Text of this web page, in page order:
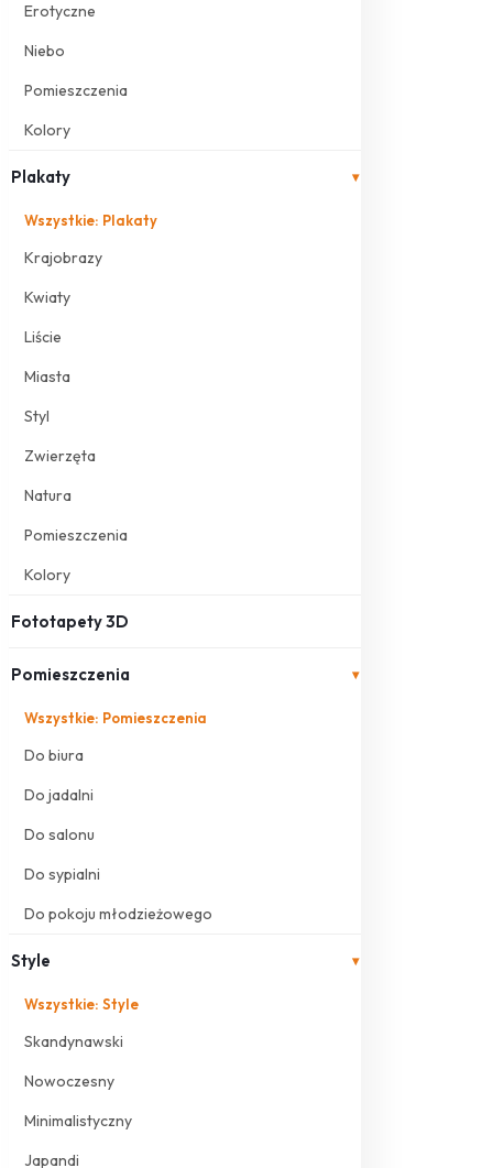
Erotyczne
Niebo
Pomieszczenia
Kolory
Plakaty ▾
Wszystkie: Plakaty
Krajobrazy
Kwiaty
Liście
Miasta
Styl
Zwierzęta
Natura
Pomieszczenia
Kolory
Fototapety 3D
Pomieszczenia ▾
Wszystkie: Pomieszczenia
Do biura
Do jadalni
Do salonu
Do sypialni
Do pokoju młodzieżowego
Style ▾
Wszystkie: Style
Skandynawski
Nowoczesny
Minimalistyczny
Japandi